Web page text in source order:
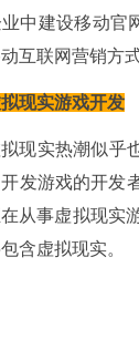
中建设移动官
互联网营销方式
现实游戏开发
拟现实热潮似乎
发游戏的开发
在从事虚拟现实
含虚拟现实。